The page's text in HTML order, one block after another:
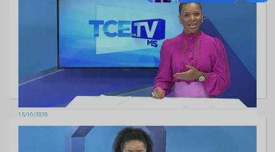
15/10/2020
TCE na TV - Edição 557